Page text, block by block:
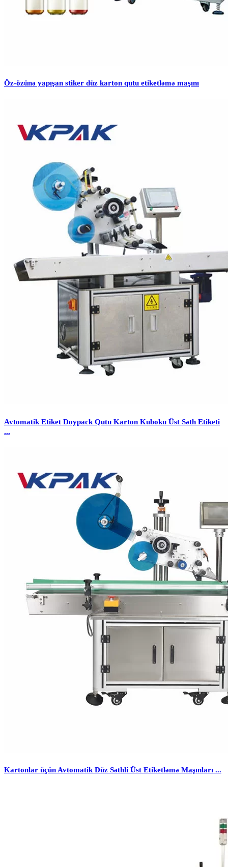
Öz-özünə yapışan stiker düz karton qutu etiketləmə maşını
Avtomatik Etiket Doypack Qutu Karton Kuboku Üst Səth Etiketi
...
Kartonlar üçün Avtomatik Düz Səthli Üst Etiketləmə Maşınları ...